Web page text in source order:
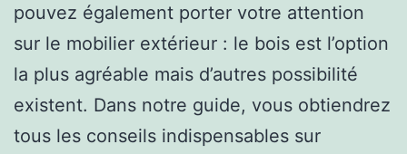
pouvez également porter votre attention
sur le mobilier extérieur : le bois est l’option
la plus agréable mais d’autres possibilité
existent. Dans notre guide, vous obtiendrez
tous les conseils indispensables sur